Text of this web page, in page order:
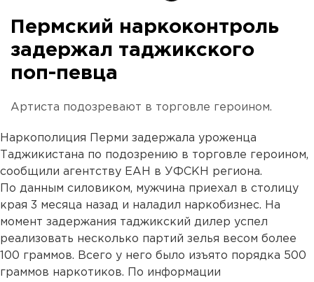
Пермский наркоконтроль
задержал таджикского
поп-певца
Артиста подозревают в торговле героином.
Наркополиция Перми задержала уроженца
Таджикистана по подозрению в торговле героином,
сообщили агентству ЕАН в УФСКН региона.
По данным силовиком, мужчина приехал в столицу
края 3 месяца назад и наладил наркобизнес. На
момент задержания таджикский дилер успел
реализовать несколько партий зелья весом более
100 граммов. Всего у него было изъято порядка 500
граммов наркотиков. По информации